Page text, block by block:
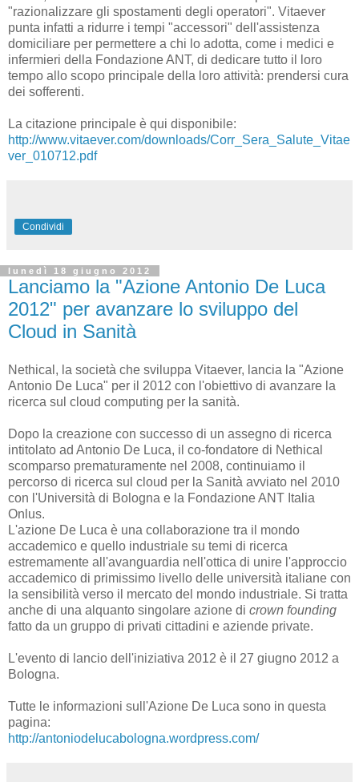
"razionalizzare gli spostamenti degli operatori". Vitaever
punta infatti a ridurre i tempi "accessori" dell'assistenza
domiciliare per permettere a chi lo adotta, come i medici e
infermieri della Fondazione ANT, di dedicare tutto il loro
tempo allo scopo principale della loro attività: prendersi cura
dei sofferenti.
La citazione principale è qui disponibile:
http://www.vitaever.com/downloads/Corr_Sera_Salute_Vitae
ver_010712.pdf
Condividi
lunedì 18 giugno 2012
Lanciamo la "Azione Antonio De Luca
2012" per avanzare lo sviluppo del
Cloud in Sanità
Nethical, la società che sviluppa Vitaever, lancia la "Azione
Antonio De Luca" per il 2012 con l'obiettivo di avanzare la
ricerca sul cloud computing per la sanità.
Dopo la creazione con successo di un assegno di ricerca
intitolato ad Antonio De Luca, il co-fondatore di Nethical
scomparso prematuramente nel 2008, continuiamo il
percorso di ricerca sul cloud per la Sanità avviato nel 2010
con l'Università di Bologna e la Fondazione ANT Italia
Onlus.
L'azione De Luca è una collaborazione tra il mondo
accademico e quello industriale su temi di ricerca
estremamente all'avanguardia nell'ottica di unire l'approccio
accademico di primissimo livello delle università italiane con
la sensibilità verso il mercato del mondo industriale. Si tratta
anche di una alquanto singolare azione di crown founding
fatto da un gruppo di privati cittadini e aziende private.
L'evento di lancio dell'iniziativa 2012 è il 27 giugno 2012 a
Bologna.
Tutte le informazioni sull'Azione De Luca sono in questa
pagina:
http://antoniodelucabologna.wordpress.com/